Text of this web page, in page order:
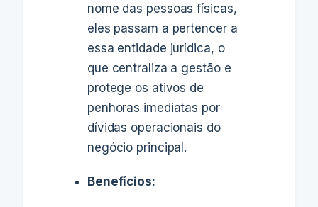
nome das pessoas físicas,
eles passam a pertencer a
essa entidade jurídica, o
que centraliza a gestão e
protege os ativos de
penhoras imediatas por
dívidas operacionais do
negócio principal.
Benefícios: